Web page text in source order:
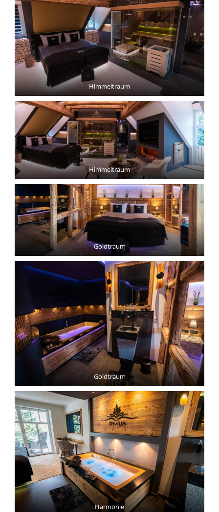
Himmeltraum
Himmeltraum
Goldtraum
Goldtraum
Harmonie